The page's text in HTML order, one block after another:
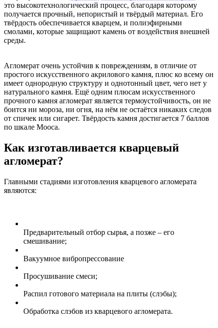
это высокотехнологический процесс, благодаря которому
получается прочный, непористый и твёрдый материал. Его
твёрдость обеспечивается кварцем, и полиэфирными
смолами, которые защищают камень от воздействия внешней
среды.
Агломерат очень устойчив к повреждениям, в отличие от
простого искусственного акрилового камня, плюс ко всему он
имеет однородную структуру и однотонный цвет, чего нет у
натурального камня. Ещё одним плюсам искусственного
прочного камня агломерат является термоустойчивость, он не
боится ни мороза, ни огня, на нём не остаётся никаких следов
от спичек или сигарет. Твёрдость камня достигается 7 баллов
по шкале Мооса.
Как изготавливается кварцевый
агломерат?
Главными стадиями изготовления кварцевого агломерата
являются:
Предварительный отбор сырья, а позже – его
смешивание;
Вакуумное вибропрессование
Просушивание смеси;
Распил готового материала на плиты (слэбы);
Обработка слэбов из кварцевого агломерата.